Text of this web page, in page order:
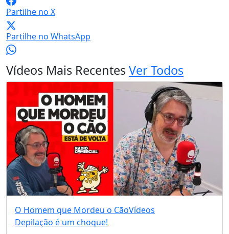
Partilhe no X
Partilhe no WhatsApp
Vídeos Mais RecentesVer Todos
O Homem que Mordeu o CãoVídeos
Depilação é um choque!